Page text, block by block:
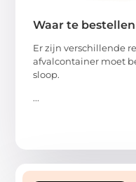
Waar te
Er zijn verschillende
afvalcontainer moet
sloop.
...